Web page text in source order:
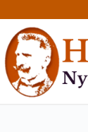
to
content